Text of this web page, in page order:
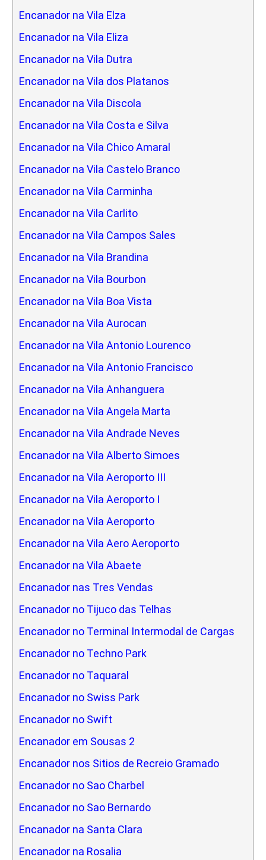
Encanador na Vila Elza
Encanador na Vila Eliza
Encanador na Vila Dutra
Encanador na Vila dos Platanos
Encanador na Vila Discola
Encanador na Vila Costa e Silva
Encanador na Vila Chico Amaral
Encanador na Vila Castelo Branco
Encanador na Vila Carminha
Encanador na Vila Carlito
Encanador na Vila Campos Sales
Encanador na Vila Brandina
Encanador na Vila Bourbon
Encanador na Vila Boa Vista
Encanador na Vila Aurocan
Encanador na Vila Antonio Lourenco
Encanador na Vila Antonio Francisco
Encanador na Vila Anhanguera
Encanador na Vila Angela Marta
Encanador na Vila Andrade Neves
Encanador na Vila Alberto Simoes
Encanador na Vila Aeroporto III
Encanador na Vila Aeroporto I
Encanador na Vila Aeroporto
Encanador na Vila Aero Aeroporto
Encanador na Vila Abaete
Encanador nas Tres Vendas
Encanador no Tijuco das Telhas
Encanador no Terminal Intermodal de Cargas
Encanador no Techno Park
Encanador no Taquaral
Encanador no Swiss Park
Encanador no Swift
Encanador em Sousas 2
Encanador nos Sitios de Recreio Gramado
Encanador no Sao Charbel
Encanador no Sao Bernardo
Encanador na Santa Clara
Encanador na Rosalia